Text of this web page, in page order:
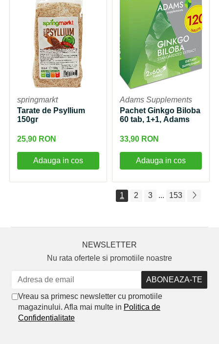
springmarkt
Tarate de Psyllium
150gr
25,90 RON
Adauga in cos
Adams Supplements
Pachet Ginkgo Biloba
60 tab, 1+1, Adams
33,90 RON
Adauga in cos
1 2 3 ... 153
NEWSLETTER
Nu rata ofertele si promotiile noastre
Vreau sa primesc newsletter cu promotiile
magazinului. Afla mai multe in Politica de
Confidentialitate